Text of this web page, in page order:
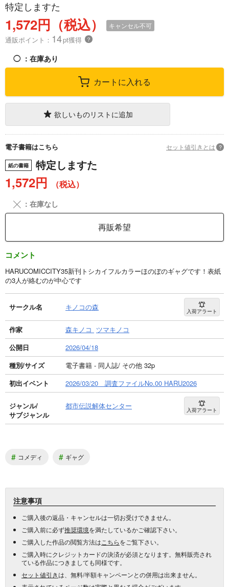
特定しますた
1,572円（税込） キャンセル不可
通販ポイント： 14pt獲得 ？
◯ ：在庫あり
カートに入れる
欲しいものリストに追加
電子書籍はこちら セット値引きとは ?
紙の書籍 特定しますた
1,572円 （税込）
╳ ：在庫なし
再販希望
コメント
HARUCOMICCITY35新刊トシカイフルカラーほのぼのギャグです！表紙
の3人が絡むのが中心です
サークル名 キノコの森 入荷アラート
作家 森キノコ ツマキノコ
公開日
2026/04/18
種別/サイズ
電子書籍 - 同人誌/ その他 32p
初出イベント
2026/03/20 調査ファイルNo.00 HARU2026
ジャンル/
サブジャンル
都市伝説解体センター 入荷アラート
# コメディ # ギャグ
注意事項
ご購入後の返品・キャンセルは一切お受けできません。
ご購入前に必ず推奨環境を満たしているかご確認下さい。
ご購入した作品の閲覧方法は こちらをご覧下さい。
ご購入時にクレジットカードの決済が必須となります。無料販売され
ている作品につきましても同様です。
セット値引きは、無料/半額キャンペーンとの併用は出来ません。